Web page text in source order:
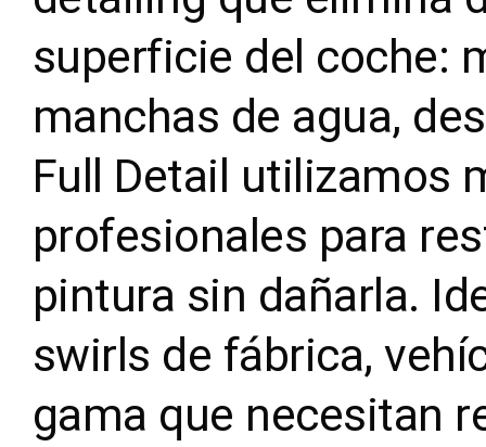
superficie del coche:
manchas de agua,
Full Detail utilizamos
profesionales para
pintura sin dañarla.
swirls de fábrica,
gama que necesitan